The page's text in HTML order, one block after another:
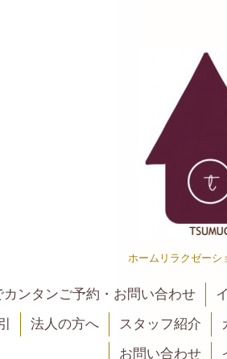
ホームリラクゼーシ
カンタンご予約・お問い合わせ
法人の方へ スタッフ紹介
お問い合わせ